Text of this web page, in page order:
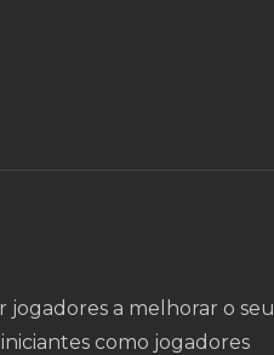
a melhorar o seu
como jogadores